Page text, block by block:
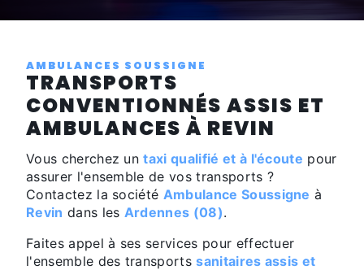
AMBULANCES SOUSSIGNE
TRANSPORTS
CONVENTIONNÉS ASSIS ET
AMBULANCES À REVIN
Vous cherchez untaxi qualifié et à l'écoute pour
assurer l'ensemble de vos transports ?
Contactez la société Ambulance Soussigne à
Revin dans les Ardennes (08).
Faites appel à ses services pour effectuer
l'ensemble des transportssanitaires assis et